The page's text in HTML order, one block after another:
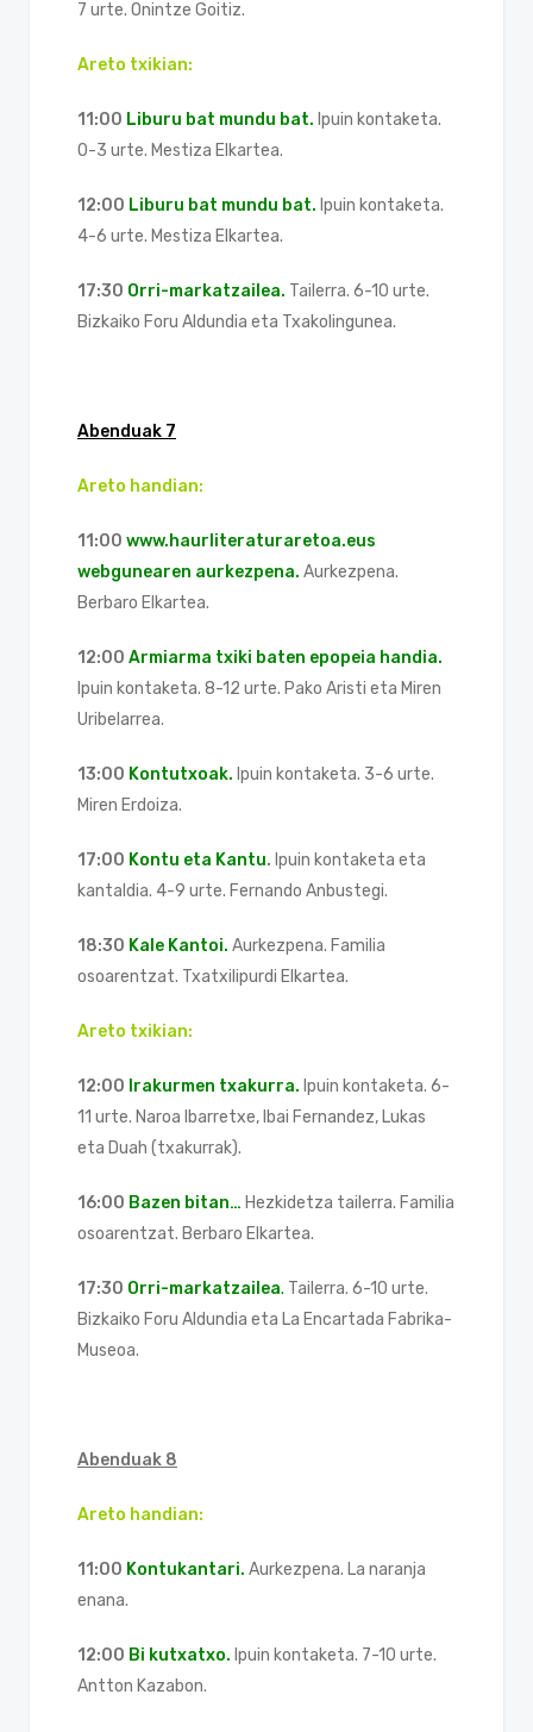
7 urte. Onintze Goitiz.
Areto txikian:
11:00 Liburu bat mundu bat. Ipuin kontaketa.
0-3 urte. Mestiza Elkartea.
12:00 Liburu bat mundu bat. Ipuin kontaketa.
4-6 urte. Mestiza Elkartea.
17:30 Orri-markatzailea. Tailerra. 6-10 urte.
Bizkaiko Foru Aldundia eta Txakolingunea.
Abenduak 7
Areto handian:
11:00 www.haurliteraturaretoa.eus
webgunearen aurkezpena. Aurkezpena.
Berbaro Elkartea.
12:00 Armiarma txiki baten epopeia handia.
Ipuin kontaketa. 8-12 urte. Pako Aristi eta Miren
Uribelarrea.
13:00 Kontutxoak. Ipuin kontaketa. 3-6 urte.
Miren Erdoiza.
17:00 Kontu eta Kantu. Ipuin kontaketa eta
kantaldia. 4-9 urte. Fernando Anbustegi.
18:30 Kale Kantoi. Aurkezpena. Familia
osoarentzat. Txatxilipurdi Elkartea.
Areto txikian:
12:00 Irakurmen txakurra. Ipuin kontaketa. 6-
11 urte. Naroa Ibarretxe, Ibai Fernandez, Lukas
eta Duah (txakurrak).
16:00 Bazen bitan… Hezkidetza tailerra. Familia
osoarentzat. Berbaro Elkartea.
17:30 Orri-markatzailea. Tailerra. 6-10 urte.
Bizkaiko Foru Aldundia eta La Encartada Fabrika-
Museoa.
Abenduak 8
Areto handian:
11:00 Kontukantari. Aurkezpena. La naranja
enana.
12:00 Bi kutxatxo. Ipuin kontaketa. 7-10 urte.
Antton Kazabon.